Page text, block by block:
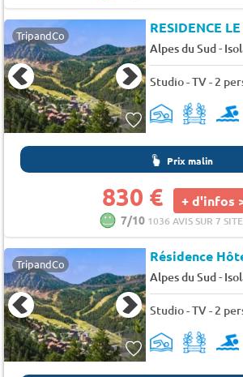
TripandCo
Alpes du Sud-
Prix malin
830 € + d'infos
7/10 1036 AVIS SUR 7
TripandCo
Alpes du Sud-